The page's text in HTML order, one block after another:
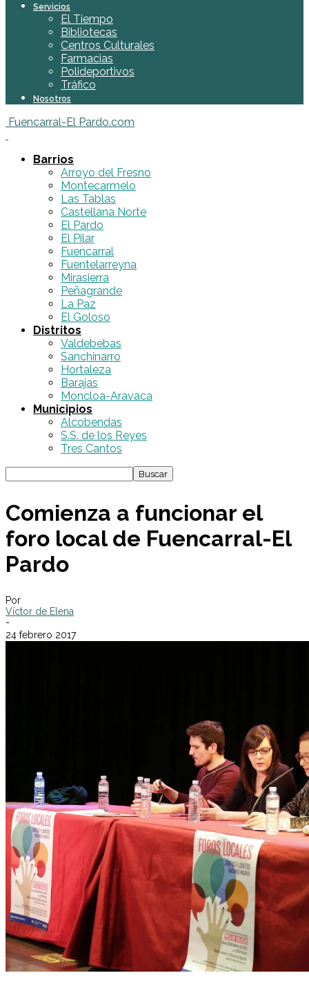
Servicios
El Tiempo
Bibliotecas
Centros Culturales
Farmacias
Polideportivos
Tráfico
Nosotros
Fuencarral-El Pardo.com
Barrios
Arroyo del Fresno
Montecarmelo
Las Tablas
Castellana Norte
El Pardo
El Pilar
Fuencarral
Fuentelarreyna
Mirasierra
Peñagrande
La Paz
El Goloso
Distritos
Valdebebas
Sanchinarro
Hortaleza
Barajas
Moncloa-Aravaca
Municipios
Alcobendas
S.S. de los Reyes
Tres Cantos
Comienza a funcionar el
foro local de Fuencarral-El
Pardo
Por
Víctor de Elena
-
24 febrero 2017